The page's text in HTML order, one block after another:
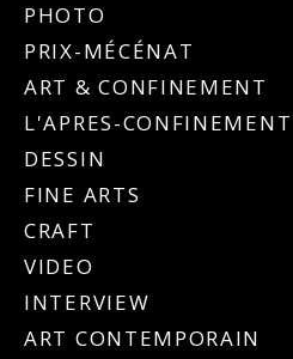
PHOTO
PRIX-MÉCÉNAT
ART & CONFINEMENT
L'APRES-CONFINEMENT
DESSIN
FINE ARTS
CRAFT
VIDEO
INTERVIEW
ART CONTEMPORAIN